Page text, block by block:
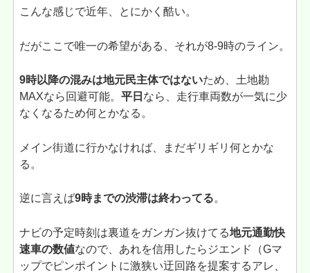
こんな感じで近年、とにかく酷い。
だがここで唯一の希望がある、それが8-9時のライン。
9時以降の混みは地元民主体ではないため、土地勘
MAXなら回避可能。平日 なら、走行車両数が一気に少
なくなるため何とかなる。
メイン街道に行かなければ、まだギリギリ何とかな
る。
逆に言えば9時までの渋滞は終わってる。
ナビの予定時刻は裏道をガンガン抜けてる地元通勤快
速車の数値なので、あれを信用したらジエンド（Gマ
ップでピンポイントに激狭い迂回路を提案するアレ、